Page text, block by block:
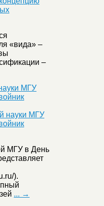
«вида» –
–
МГУ
МГУ в День
).
... →